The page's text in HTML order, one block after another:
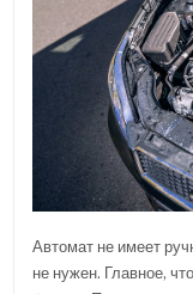
Автомат не имеет
не нужен. Главное,